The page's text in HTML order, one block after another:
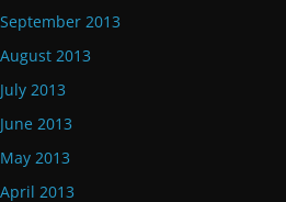
September 2013
August 2013
July 2013
June 2013
May 2013
April 2013